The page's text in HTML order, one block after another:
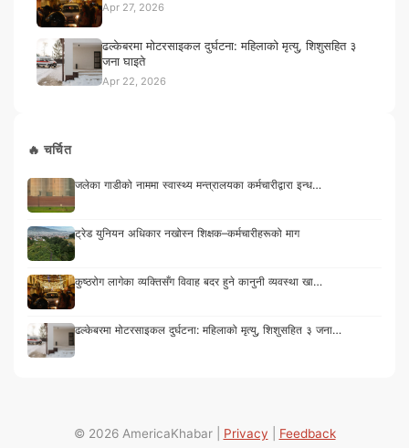
Apr 27, 2026
ढल्केबरमा मोटरसाइकल दुर्घटना: महिलाको मृत्यु, शिशुसहित ३
जना घाइते
Apr 22, 2026
🔥 चर्चित
जलेका गाडीको नाममा स्वास्थ्य मन्त्रालयका कर्मचारीद्वारा इन्ध…
ट्रेड युनियन अधिकार नखोस्न शिक्षक–कर्मचारीहरूको माग
कुष्ठरोग लागेका व्यक्तिसँग विवाह बदर हुने कानुनी व्यवस्था खा…
ढल्केबरमा मोटरसाइकल दुर्घटना: महिलाको मृत्यु, शिशुसहित ३ जना…
© 2026 AmericaKhabar | Privacy Feedback